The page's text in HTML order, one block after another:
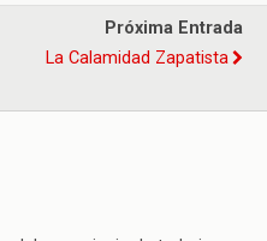
Próxima Entrada
La Calamidad Zapatista